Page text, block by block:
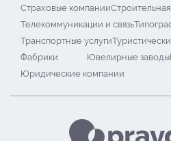
Страховые компании
Телекоммуникации и связь
Транспортные услуги
Фабрики
Ювелирные заводы
Юридические компании